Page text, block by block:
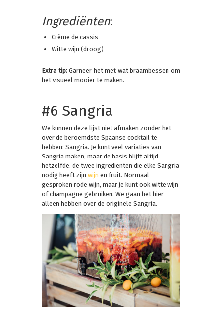
Ingrediënten:
Crème de cassis
Witte wijn (droog)
Extra tip:Garneer het met wat braambessen om
het visueel mooier te maken.
#6 Sangria
We kunnen deze lijst niet afmaken zonder het
over de beroemdste Spaanse cocktail te
hebben: Sangria. Je kunt veel variaties van
Sangria maken, maar de basis blijft altijd
hetzelfde. de twee ingrediënten die elke Sangria
nodig heeft zijn wijn en fruit. Normaal
gesproken rode wijn, maar je kunt ook witte wijn
of champagne gebruiken. We gaan het hier
alleen hebben over de originele Sangria.